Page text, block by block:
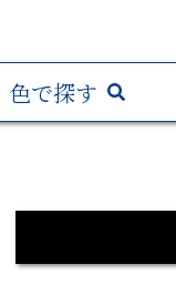
色で探す